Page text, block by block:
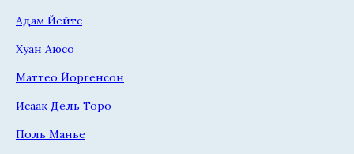
Адам Йейтс
Хуан Аюсо
Маттео Йоргенсон
Исаак Дель Торо
Поль Манье